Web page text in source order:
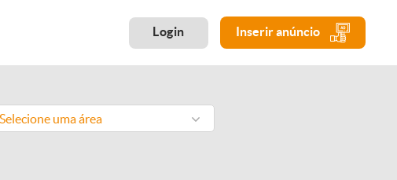
Login Inserir anúncio
Selecione uma área